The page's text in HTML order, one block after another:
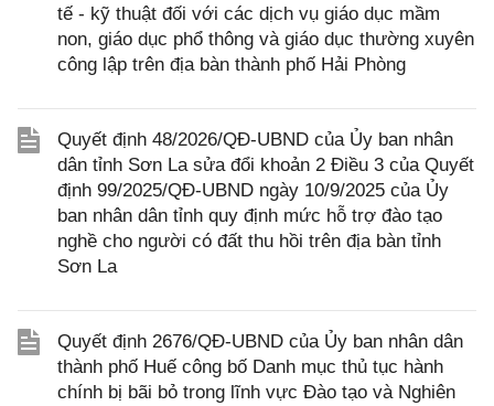
tế - kỹ thuật đối với các dịch vụ giáo dục mầm
non, giáo dục phổ thông và giáo dục thường xuyên
công lập trên địa bàn thành phố Hải Phòng
Quyết định 48/2026/QĐ-UBND của Ủy ban nhân
dân tỉnh Sơn La sửa đổi khoản 2 Điều 3 của Quyết
định 99/2025/QĐ-UBND ngày 10/9/2025 của Ủy
ban nhân dân tỉnh quy định mức hỗ trợ đào tạo
nghề cho người có đất thu hồi trên địa bàn tỉnh
Sơn La
Quyết định 2676/QĐ-UBND của Ủy ban nhân dân
thành phố Huế công bố Danh mục thủ tục hành
chính bị bãi bỏ trong lĩnh vực Đào tạo và Nghiên